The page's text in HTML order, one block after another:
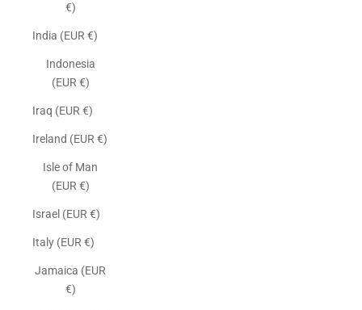
€)
India (EUR €)
Indonesia
(EUR €)
Iraq (EUR €)
Ireland (EUR €)
Isle of Man
(EUR €)
Israel (EUR €)
Italy (EUR €)
Jamaica (EUR
€)